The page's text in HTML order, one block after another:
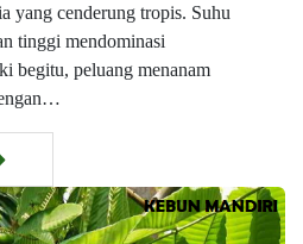
yang cenderung tropis. Suhu
tinggi mendominasi
begitu, peluang menanam